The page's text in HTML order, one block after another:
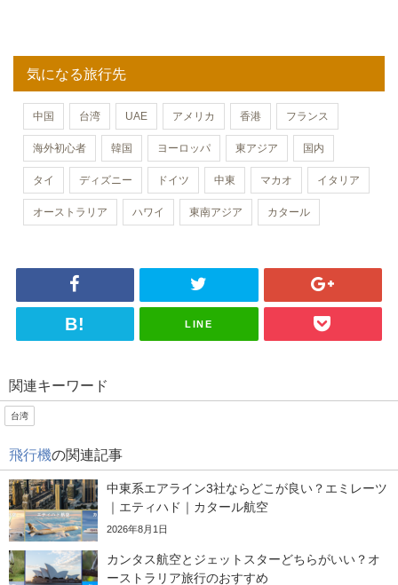
気になる旅行先
中国 台湾 UAE アメリカ 香港 フランス
海外初心者 韓国 ヨーロッパ 東アジア 国内
タイ ディズニー ドイツ 中東 マカオ イタリア
オーストラリア ハワイ 東南アジア カタール
LINE
関連キーワード
台湾
飛行機の関連記事
中東系エアライン3社ならどこが良い？エミレーツ
｜エティハド｜カタール航空
2026年8月1日
カンタス航空とジェットスターどちらがいい？オ
ーストラリア旅行のおすすめ